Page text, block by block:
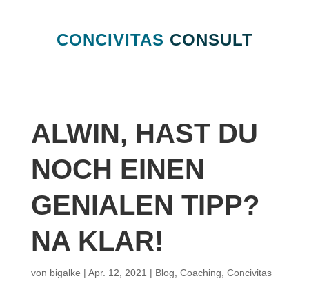
CONCIVITAS CONSULT
ALWIN, HAST DU
NOCH EINEN
GENIALEN TIPP?
NA KLAR!
von bigalke | Apr. 12, 2021 | Blog Coaching Concivitas